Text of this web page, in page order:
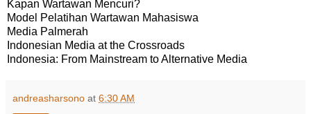
Kapan Wartawan Mencuri?
Model Pelatihan Wartawan Mahasiswa
Media Palmerah
Indonesian Media at the Crossroads
Indonesia: From Mainstream to Alternative Media
andreasharsono at 6:30 AM